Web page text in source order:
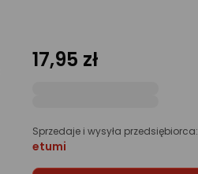
17,95 zł
Sprzedaje i wysyła przedsiębiorca:
etumi